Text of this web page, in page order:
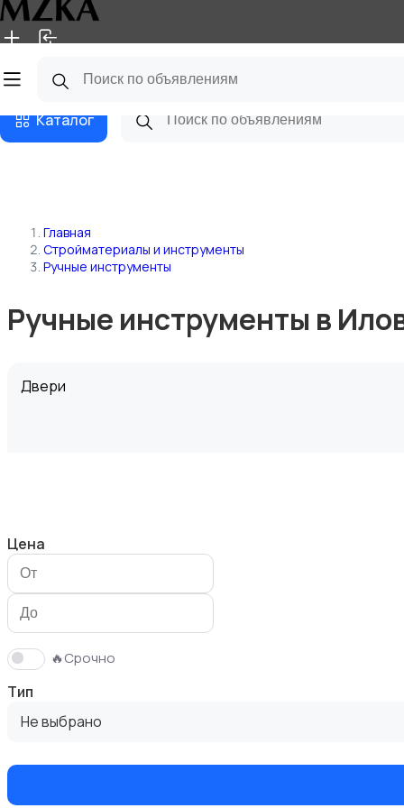
Главная Магазины
Каталог
Главная
Стройматериалы и инструменты
Ручные инструменты
Ручные инструменты в
Двери
Окна
Цена
🔥Срочно
Тип
Не выбрано